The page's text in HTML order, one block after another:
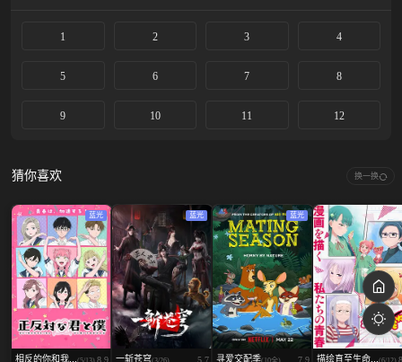
1 2 3 4
5 6 7 8
9 10 11 12
猜你喜欢 换一换
蓝光
相反的你和我... 8.9
蓝光
一斩苍穹 5.7
蓝光
寻爱交配季 7.9 描绘直至生命...